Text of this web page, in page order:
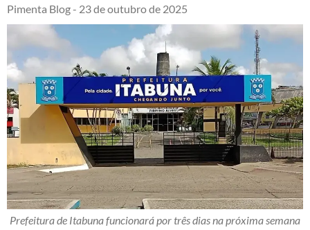
Pimenta Blog - 23 de outubro de 2025
Prefeitura de Itabuna funcionará por três dias na próxima semana